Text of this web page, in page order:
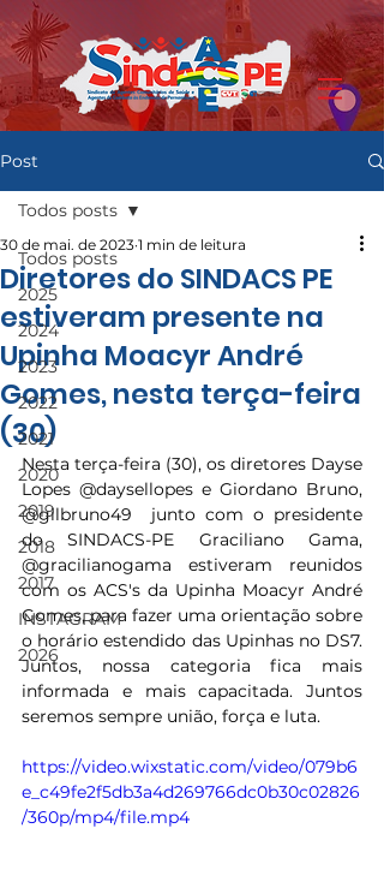
Post
Todos posts
2025
2024
2023
2022
2021
2020
2019
2018
2017
INSTAGRAM
2026
Todos posts
Diretores do SINDACS PE
estiveram presente na
Upinha Moacyr André
Gomes, nesta terça-feira
(30)
30 de mai. de 2023 1 min de leitura
Nesta terça-feira (30), os diretores Dayse
Lopes @daysellopes e Giordano Bruno,
@gilbruno49  junto com o presidente
do SINDACS-PE Graciliano Gama,
@gracilianogama estiveram reunidos
com os ACS's da Upinha Moacyr André
Gomes, para fazer uma orientação sobre
o horário estendido das Upinhas no DS7.
Juntos, nossa categoria fica mais
informada e mais capacitada. Juntos
seremos sempre união, força e luta.
https://video.wixstatic.com/video/079b6
e_c49fe2f5db3a4d269766dc0b30c02826
/360p/mp4/file.mp4